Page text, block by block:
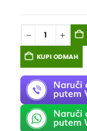
KUPI ODMAH